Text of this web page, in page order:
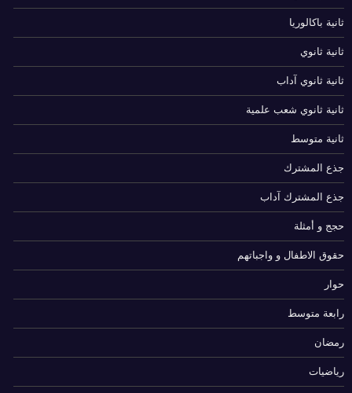
ثانية باكالوريا
ثانية ثانوي
ثانية ثانوي آداب
ثانية ثانوي شعب علمية
ثانية متوسط
جذع المشترك
جذع المشترك آداب
حجج و أمثلة
حقوق الاطفال و واجباتهم
حوار
رابعة متوسط
رمضان
رياضيات